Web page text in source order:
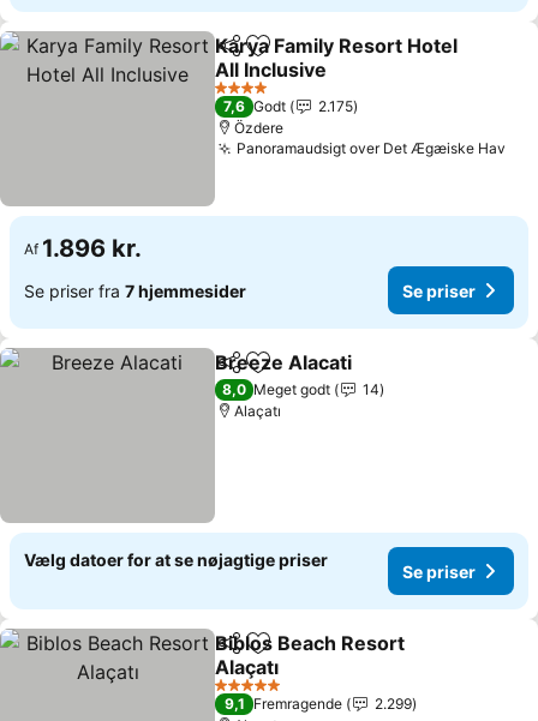
Del Føj til favoritter
Karya Family Resort Hotel
All Inclusive
Se priser
4 Stjerner
7,6 Godt
2.175
Özdere
Panoramaudsigt over Det Ægæiske Hav
Af 1.896 kr.
Se priser fra 7 hjemmesider Se priser
Del Føj til favoritter
Breeze Alacati
8,0 Meget godt
14
Alaçatı
Vælg datoer for at se nøjagtige priser
Se priser
Del Føj til favoritter
Biblos Beach Resort
Alaçatı
Se priser
5 Stjerner
9,1 Fremragende
2.299